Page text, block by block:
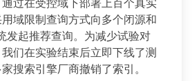
过在受控域下部署上百个真实
域限制查询方式向多个闭源和
发起推荐查询。为减少试验对
们在实验结束后立即下线了测
搜索引擎厂商撤销了索引。